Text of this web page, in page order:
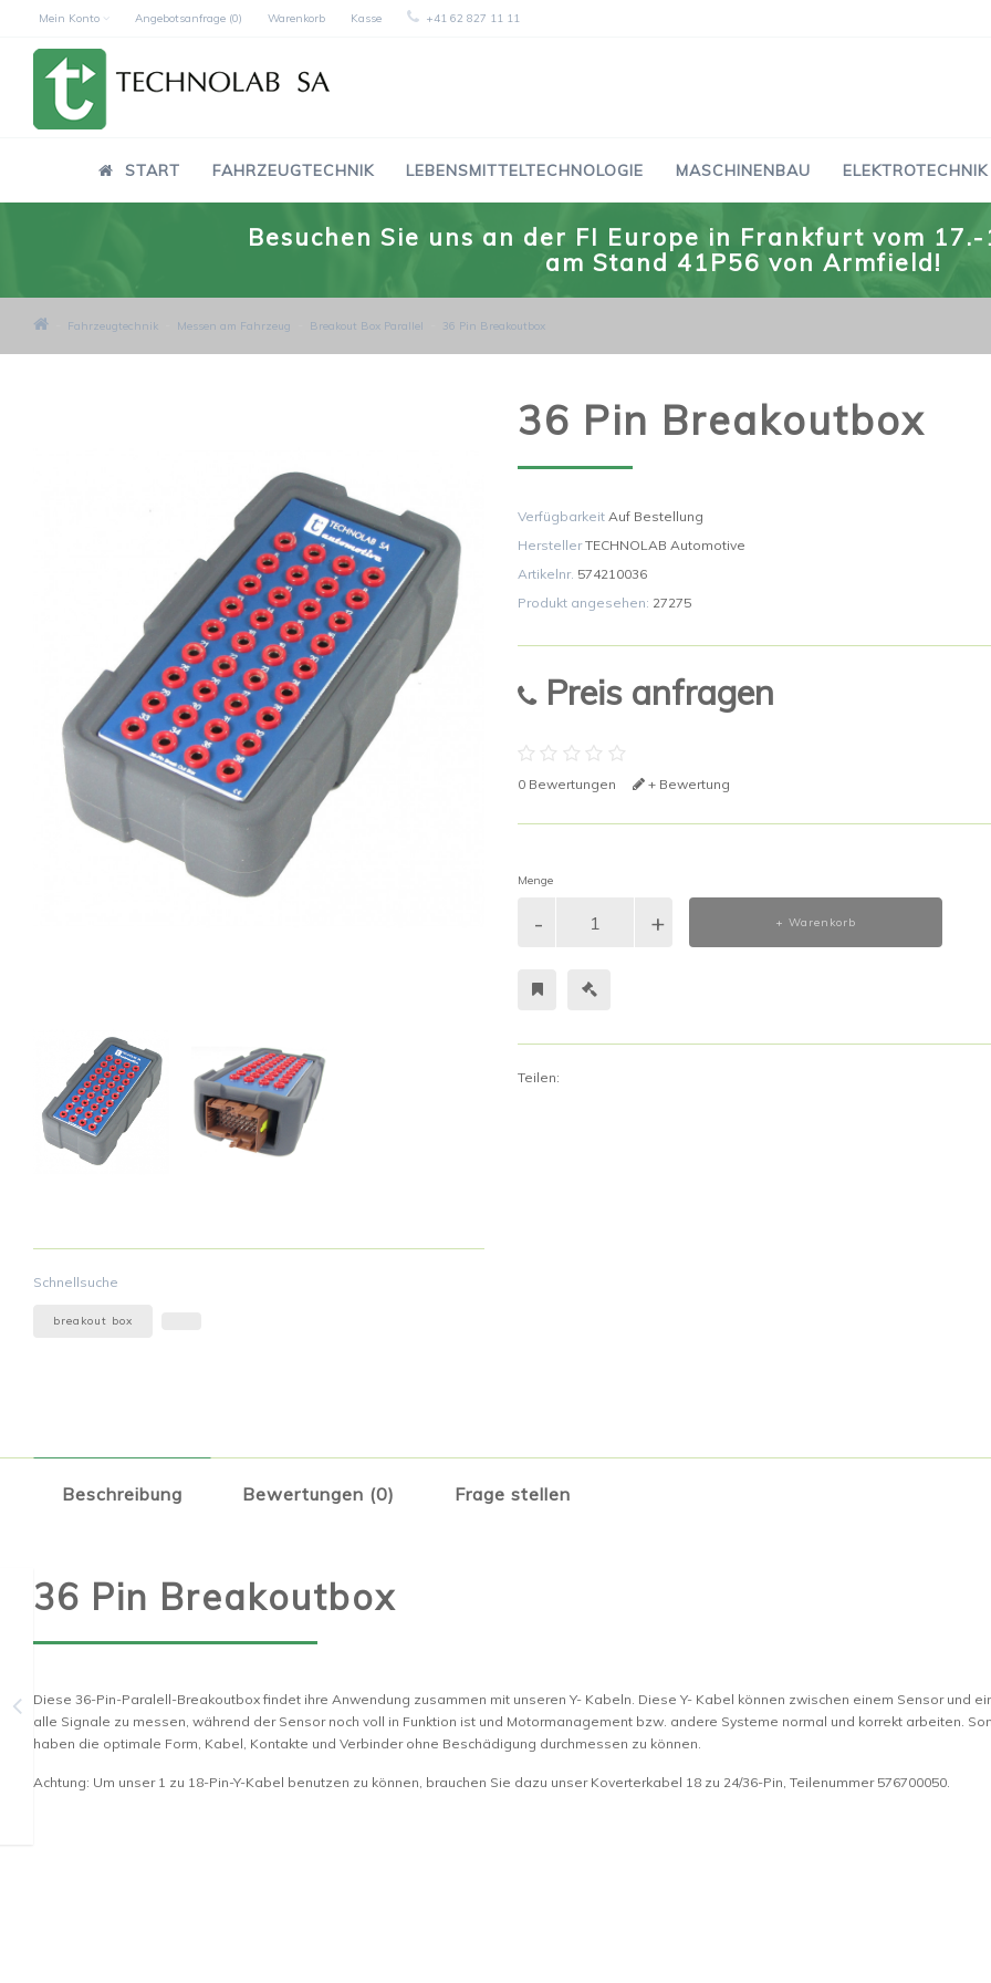
Mein Konto Angebotsanfrage (0) Warenkorb Kasse +41 62 827 11 11
START FAHRZEUGTECHNIK LEBENSMITTELTECHNOLOGIE MASCHINENBAU ELEKTROTECHNIK
Besuchen Sie uns an der FI Europe in Frankfurt vom
am Stand 41P56 von Armfield!
Fahrzeugtechnik Messen am Fahrzeug Breakout Box Parallel 36 Pin Breakoutbox
Schnellsuche
breakout box
36 Pin Breakoutbox
Verfügbarkeit Auf Bestellung
HerstellerTECHNOLAB Automotive
Artikelnr. 574210036
Produkt angesehen: 27275
Preis anfragen
0 Bewertungen + Bewertung
Menge
+ Warenkorb
Teilen:
Beschreibung Bewertungen (0) Frage stellen
36 Pin Breakoutbox
Diese 36-Pin-Paralell-Breakoutbox findet ihre Anwendung zusammen mit unseren Y- Kabeln. Diese Y- Kabel können zwischen einem Sensor und
alle Signale zu messen, während der Sensor noch voll in Funktion ist und Motormanagement bzw. andere Systeme normal und korrekt arbeiten.
haben die optimale Form, Kabel, Kontakte und Verbinder ohne Beschädigung durchmessen zu können.
Achtung: Um unser 1 zu 18-Pin-Y-Kabel benutzen zu können, brauchen Sie dazu unser Koverterkabel 18 zu 24/36-Pin, Teilenummer 576700050.